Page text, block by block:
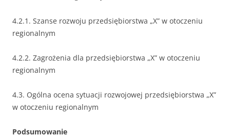
4.2.1. Szanse rozwoju przedsiębiorstwa „X” w otoczeniu
regionalnym
4.2.2. Zagrożenia dla przedsiębiorstwa „X” w otoczeniu
regionalnym
4.3. Ogólna ocena sytuacji rozwojowej przedsiębiorstwa „X”
w otoczeniu regionalnym
Podsumowanie